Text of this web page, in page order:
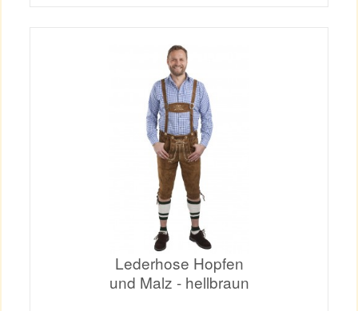
Lederhose Hopfen
und Malz - hellbraun